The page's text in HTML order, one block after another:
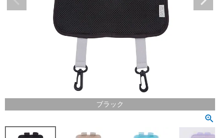
ブラック